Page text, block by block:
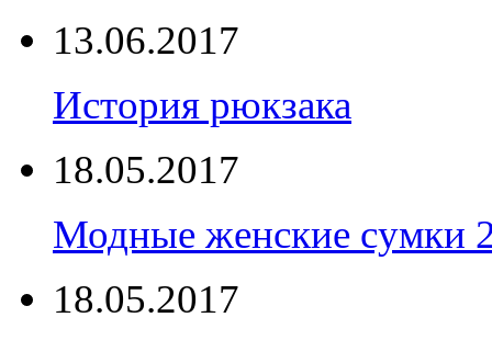
13.06.2017
История рюкзака
18.05.2017
Модные женские сумки
18.05.2017